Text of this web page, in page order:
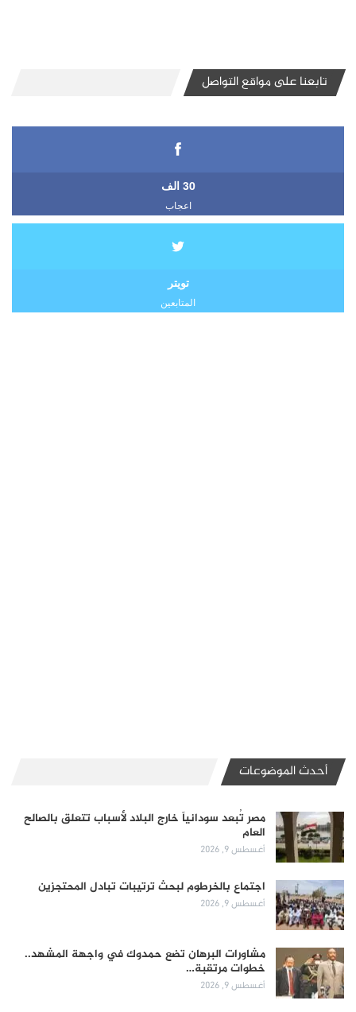
تابعنا على مواقع التواصل
30 الف
اعجاب
تويتر
المتابعين
أحدث الموضوعات
مصر تُبعد سودانياً خارج البلاد لأسباب تتعلق بالصالح
العام
أغسطس 9, 2026
اجتماع بالخرطوم لبحث ترتيبات تبادل المحتجزين
أغسطس 9, 2026
مشاورات البرهان تضع حمدوك في واجهة المشهد..
خطوات مرتقبة…
أغسطس 9, 2026